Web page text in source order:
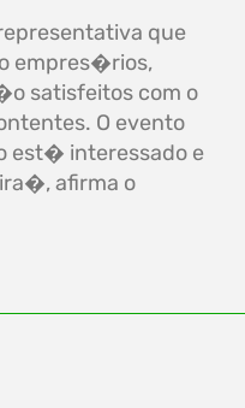
que
empres�rios,
satisfeitos com o
O evento
est� interessado e
afirma o